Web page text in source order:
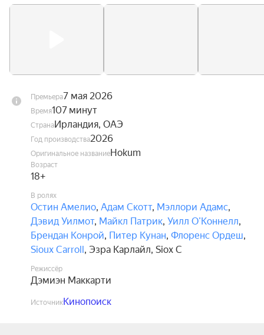
Премьера7 мая 2026
Время107 минут
СтранаИрландия, ОАЭ
Год производства2026
Оригинальное названиеHokum
Возраст
18+
В ролях
Остин Амелио, Адам Скотт, Мэллори Адамс,
Дэвид Уилмот, Майкл Патрик, Уилл О’Коннелл,
Брендан Конрой, Питер Кунан, Флоренс Ордеш,
Sioux Carroll, Эзра Карлайл, Siox C
Режиссёр
Дэмиэн Маккарти
ИсточникКинопоиск